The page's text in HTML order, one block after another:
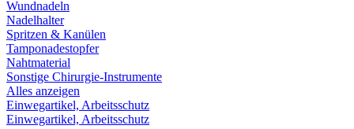
Wundnadeln
Nadelhalter
Spritzen & Kanülen
Tamponadestopfer
Nahtmaterial
Sonstige Chirurgie-Instrumente
Alles anzeigen
Einwegartikel, Arbeitsschutz
Einwegartikel, Arbeitsschutz